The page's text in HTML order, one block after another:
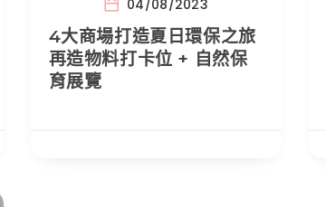
04/08/2023
4大商場打造夏日環保之旅
再造物料打卡位 + 自然保
育展覽